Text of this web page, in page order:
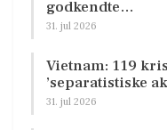
godkendte…
31. jul 2026
Vietnam: 119
’separatistiske
31. jul 2026